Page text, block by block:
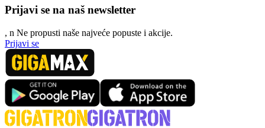
Prijavi se na naš newsletter
, n Ne propusti naše najveće popuste i akcije.
Prijavi se